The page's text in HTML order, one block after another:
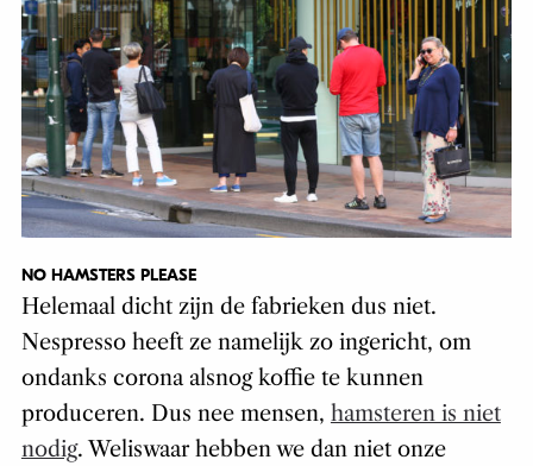
NO HAMSTERS PLEASE
Helemaal dicht zijn de fabrieken dus niet.
Nespresso heeft ze namelijk zo ingericht, om
ondanks corona alsnog koffie te kunnen
produceren. Dus nee mensen, hamsteren is niet
nodig. Weliswaar hebben we dan niet onze